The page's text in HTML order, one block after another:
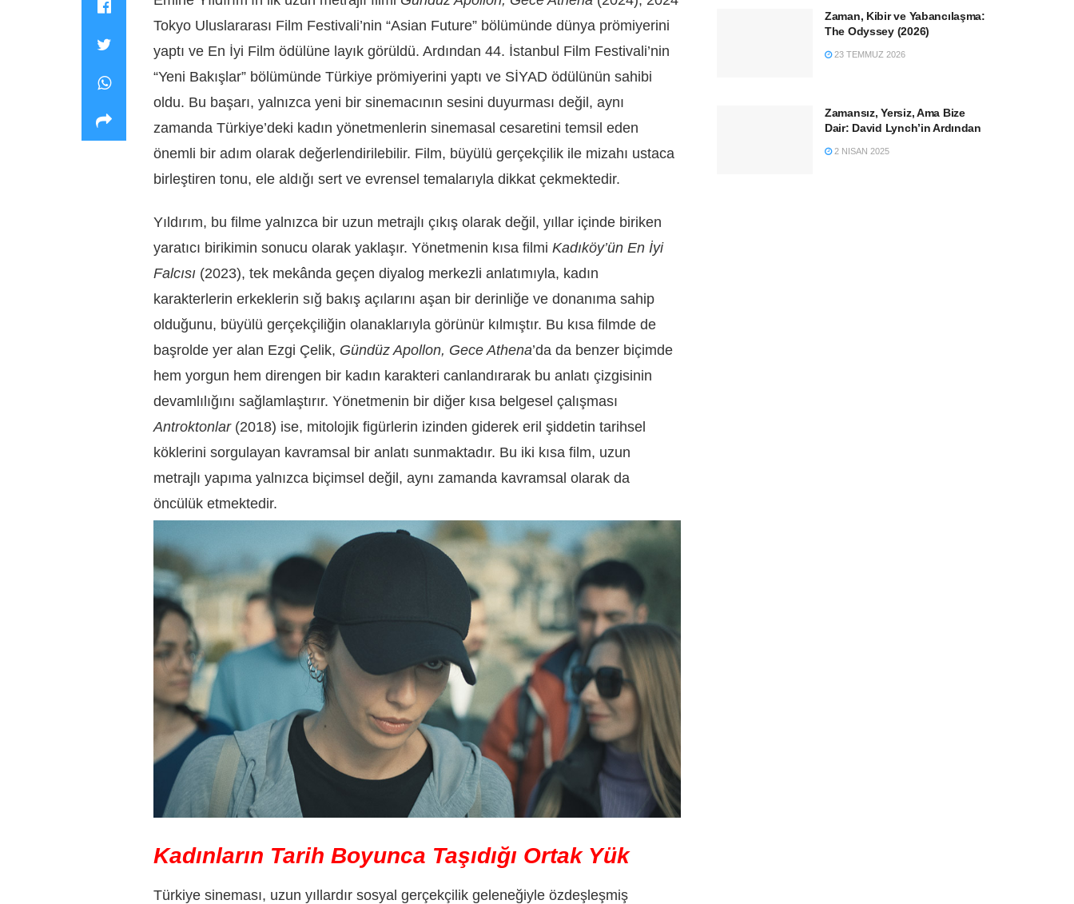
Tokyo Uluslararası Film Festivali’nin “Asian Future” bölümünde dünya prömiyerini
yaptı ve En İyi Film ödülüne layık görüldü. Ardından 44. İstanbul Film Festivali’nin
“Yeni Bakışlar” bölümünde Türkiye prömiyerini yaptı ve SİYAD ödülünün sahibi
oldu. Bu başarı, yalnızca yeni bir sinemacının sesini duyurması değil, aynı
zamanda Türkiye’deki kadın yönetmenlerin sinemasal cesaretini temsil eden
önemli bir adım olarak değerlendirilebilir. Film, büyülü gerçekçilik ile mizahı ustaca
birleştiren tonu, ele aldığı sert ve evrensel temalarıyla dikkat çekmektedir.
Yıldırım, bu filme yalnızca bir uzun metrajlı çıkış olarak değil, yıllar içinde biriken
yaratıcı birikimin sonucu olarak yaklaşır. Yönetmenin kısa filmi Kadıköy’ün En İyi
Falcısı (2023), tek mekânda geçen diyalog merkezli anlatımıyla, kadın
karakterlerin erkeklerin sığ bakış açılarını aşan bir derinliğe ve donanıma sahip
olduğunu, büyülü gerçekçiliğin olanaklarıyla görünür kılmıştır. Bu kısa filmde de
başrolde yer alan Ezgi Çelik, Gündüz Apollon, Gece Athena’da da benzer biçimde
hem yorgun hem direngen bir kadın karakteri canlandırarak bu anlatı çizgisinin
devamlılığını sağlamlaştırır. Yönetmenin bir diğer kısa belgesel çalışması
Antroktonlar (2018) ise, mitolojik figürlerin izinden giderek eril şiddetin tarihsel
köklerini sorgulayan kavramsal bir anlatı sunmaktadır. Bu iki kısa film, uzun
metrajlı yapıma yalnızca biçimsel değil, aynı zamanda kavramsal olarak da
öncülük etmektedir.
Kadınların Tarih Boyunca Taşıdığı Ortak Yük
Türkiye sineması, uzun yıllardır sosyal gerçekçilik geleneğiyle özdeşleşmiş
Zaman, Kibir ve Yabancılaşma:
The Odyssey (2026)
23 TEMMUZ 2026
Zamansız, Yersiz, Ama Bize
Dair: David Lynch’in Ardından
2 NISAN 2025